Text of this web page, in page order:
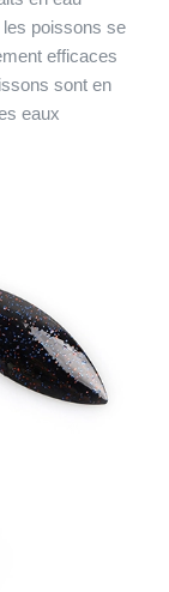
poissons se
efficaces
sont en
eaux